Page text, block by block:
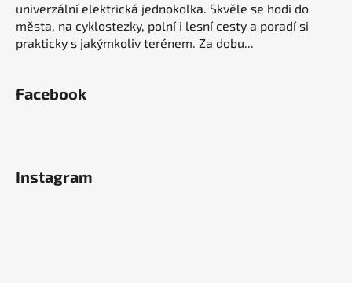
univerzální elektrická jednokolka. Skvěle se hodí do
města, na cyklostezky, polní i lesní cesty a poradí si
prakticky s jakýmkoliv terénem. Za dobu...
Facebook
Instagram